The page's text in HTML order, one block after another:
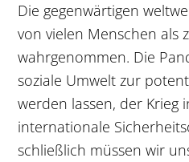
Die gegenwärtigen
von vielen Menschen als
wahrgenommen. Die
soziale Umwelt zur
werden lassen, der Krieg
internationale
schließlich müssen wir